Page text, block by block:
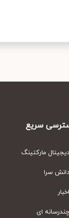
سریع
مارکتینگ
سرا
ای